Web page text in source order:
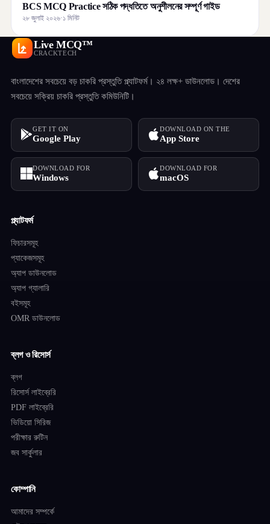
BCS MCQ Practice সঠিক পদ্ধতিতে অনুশীলনের সম্পূর্ণ গাইড
২৮ জুলাই ২০২৬·১ মিনিট
Live MCQ™
CRACKTECH
বাংলাদেশের সবচেয়ে বড় চাকরি প্রস্তুতি প্ল্যাটফর্ম। ২৪ লক্ষ+ ডাউনলোড। দেশের
সবচেয়ে সক্রিয় চাকরি প্রস্তুতি কমিউনিটি।
GET IT ON
Google Play
DOWNLOAD ON THE
App Store
DOWNLOAD FOR
Windows
DOWNLOAD FOR
macOS
প্ল্যাটফর্ম
ফিচারসমূহ
প্যাকেজসমূহ
অ্যাপ ডাউনলোড
অ্যাপ গ্যালারি
বইসমূহ
OMR ডাউনলোড
ব্লগ ও রিসোর্স
ব্লগ
রিসোর্স লাইব্রেরি
PDF লাইব্রেরি
ভিডিয়ো সিরিজ
পরীক্ষার রুটিন
জব সার্কুলার
কোম্পানি
আমাদের সম্পর্কে